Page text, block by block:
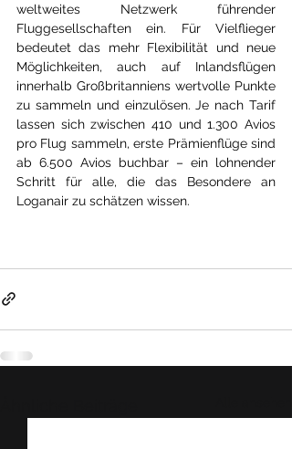
weltweites Netzwerk führender
Fluggesellschaften ein. Für Vielflieger
bedeutet das mehr Flexibilität und neue
Möglichkeiten, auch auf Inlandsflügen
innerhalb Großbritanniens wertvolle Punkte
zu sammeln und einzulösen. Je nach Tarif
lassen sich zwischen 410 und 1.300 Avios
pro Flug sammeln, erste Prämienflüge sind
ab 6.500 Avios buchbar – ein lohnender
Schritt für alle, die das Besondere an
Loganair zu schätzen wissen.